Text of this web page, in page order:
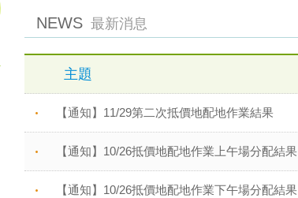
NEWS 最新消息
主題
【通知】11/29第二次抵價地配地作業結果
【通知】10/26抵價地配地作業上午場分配結果
【通知】10/26抵價地配地作業下午場分配結果